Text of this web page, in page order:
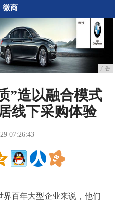
微商
广告
”造以融合模式
线下采购体验
07:26:43
百年大型企业来说，他们